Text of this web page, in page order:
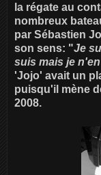
la régate au
nombreux
par Sébastien
son sens: "Je
suis mais je
'Jojo' avait un
puisqu'il mène
2008.